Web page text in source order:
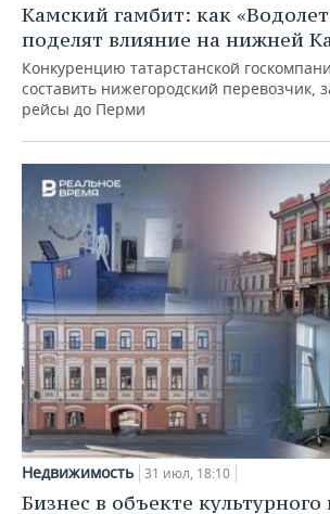
Камский гамбит: как
поделят влияние на нижней
Конкуренцию татарстанской
составить нижегородский перевозчик,
рейсы до Перми
Недвижимость 31 июл, 18:10
Бизнес в объекте культурного